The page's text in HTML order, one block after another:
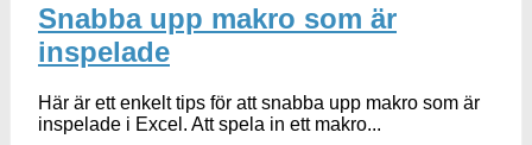
Snabba upp makro som är
inspelade
Här är ett enkelt tips för att snabba upp makro som är
inspelade i Excel. Att spela in ett makro...